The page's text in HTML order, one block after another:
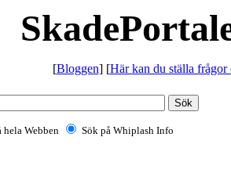
[Bloggen] [Här kan du ställa frågor
hela Webben Sök på Whiplash Info